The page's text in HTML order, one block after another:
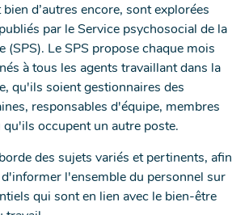
d’autres encore, sont explorées
par le Service psychosocial de la
(SPS). Le SPS propose chaque mois
à tous les agents travaillant dans la
qu'ils soient gestionnaires des
responsables d'équipe, membres
occupent un autre poste.
des sujets variés et pertinents, afin
l'ensemble du personnel sur
qui sont en lien avec le bien-être